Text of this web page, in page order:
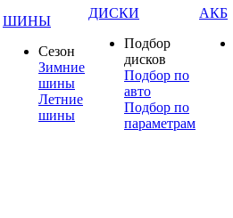
ШИНЫ
Сезон
Зимние
шины
Летние
шины
ДИСКИ
Подбор
дисков
Подбор по
авто
Подбор по
параметрам
АКБ